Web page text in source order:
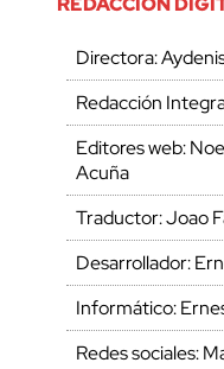
Directora:
Redacción
Editores web:
Acuña
Traductor: Joao
Desarrollador:
Informático:
Redes sociales: